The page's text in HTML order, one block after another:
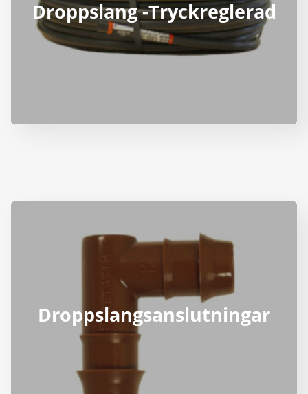
Droppslang -Tryckreglerad
Droppslangsanslutningar